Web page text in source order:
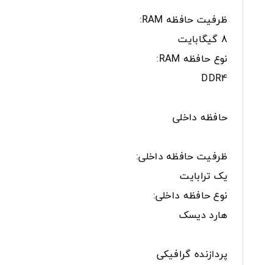
ظرفیت حافظه RAM:
8 گیگابایت
نوع حافظه RAM:
DDR4
حافظه داخلی
ظرفیت حافظه داخلی:
یک ترابایت
نوع حافظه داخلی:
هارد دیسک
پردازنده گرافیکی